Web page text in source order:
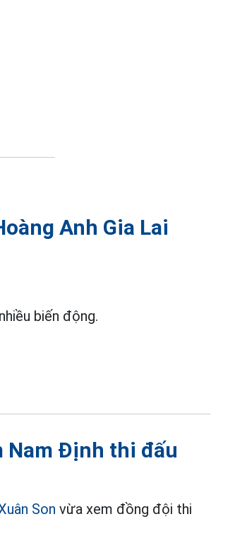
Anh Gia Lai
biến động.
Nam Định thi đấu
Son vừa xem đồng đội thi